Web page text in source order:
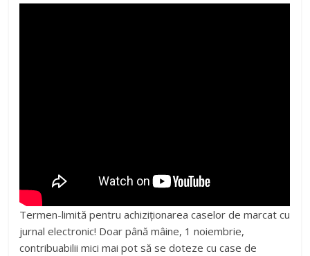
Termen-limită pentru achiziționarea caselor de marcat cu
jurnal electronic! Doar până mâine, 1 noiembrie,
contribuabilii mici mai pot să se doteze cu case de